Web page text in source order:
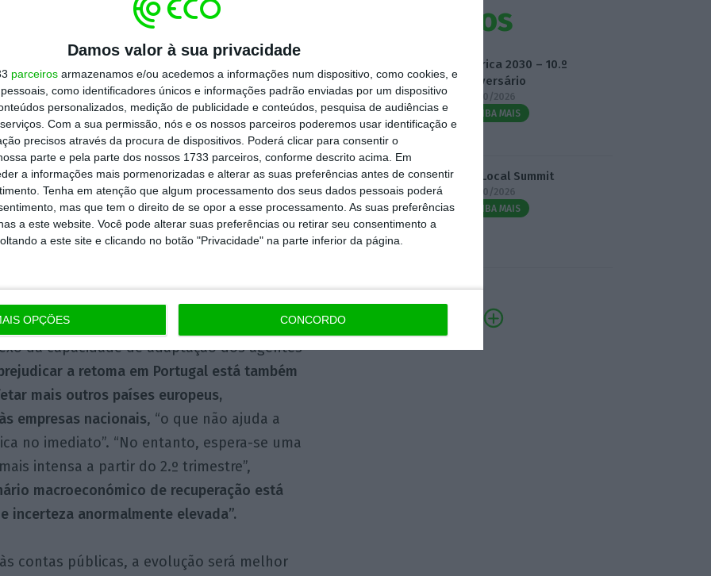
Damos valor à sua privacidade
parceiros armazenamos e/ou acedemos a informações num dispositivo, como cookies, e
como identificadores únicos e informações padrão enviadas por um dispositivo
personalizados, medição de publicidade e conteúdos, pesquisa de audiências e
Com a sua permissão, nós e os nossos parceiros poderemos usar identificação e
precisos através da procura de dispositivos. Poderá clicar para consentir o
parte e pela parte dos nossos 1733 parceiros, conforme descrito acima. Em
a informações mais pormenorizadas e alterar as suas preferências antes de consentir
Tenha em atenção que algum processamento dos seus dados pessoais poderá
mas que tem o direito de se opor a esse processamento. As suas preferências
a este website. Você pode alterar suas preferências ou retirar seu consentimento a
a este site e clicando no botão "Privacidade" na parte inferior da página.
OPÇÕES CONCORDO
por uma contração do PIB no primeiro
com uma expressão bastante inferior à
da capacidade de adaptação dos agentes
a retoma em Portugal está também
mais outros países europeus,
empresas nacionais, “o que não ajuda a
no imediato”. “No entanto, espera-se uma
intensa a partir do 2.º trimestre”,
macroeconómico de recuperação está
incerteza anormalmente elevada”.
contas públicas, a evolução será melhor
Eventos
Fábrica 2030 – 10.º
Aniversário
14/10/2026
SAIBA MAIS
3.º Local Summit
07/10/2026
SAIBA MAIS